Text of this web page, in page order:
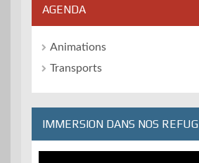
AGENDA
Animations
Transports
IMMERSION DANS NOS